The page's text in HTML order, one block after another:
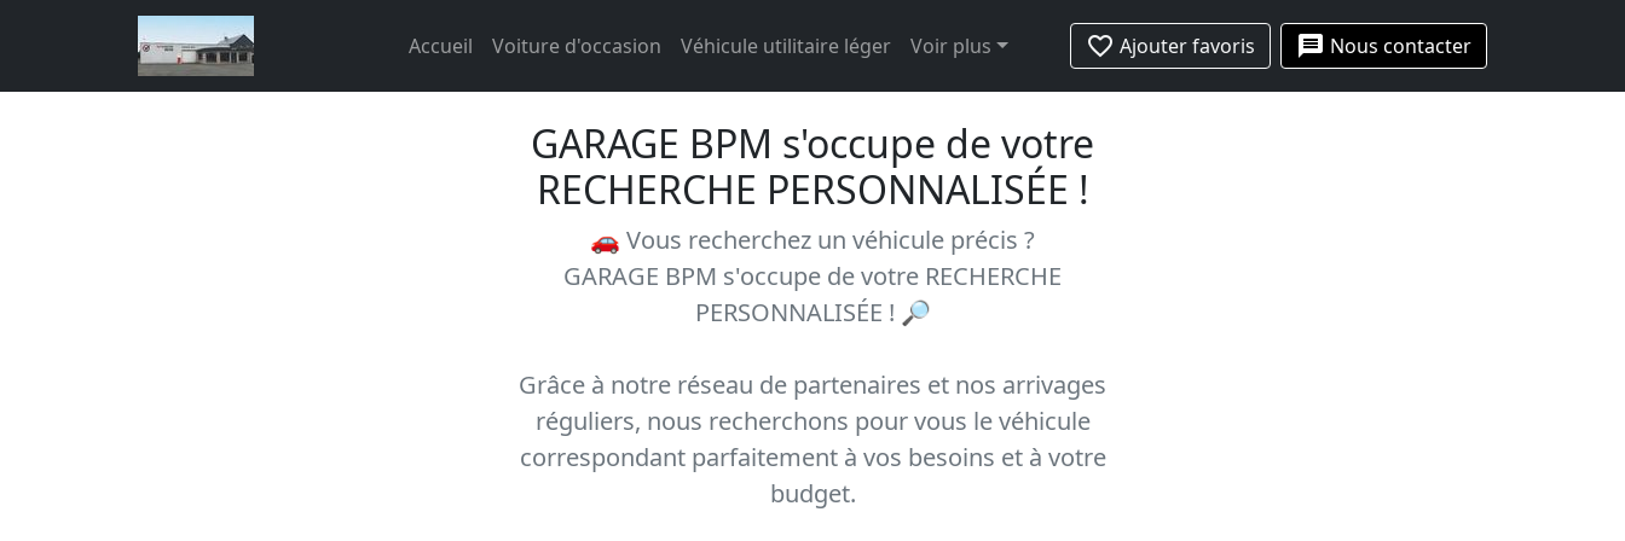
Accueil Voiture d'occasion Véhicule utilitaire léger Voir plus favorite_border Ajouter favoris message Nous contacter
GARAGE BPM s'occupe de votre
RECHERCHE PERSONNALISÉE !
🚗 Vous recherchez un véhicule précis ?
GARAGE BPM s'occupe de votre RECHERCHE
PERSONNALISÉE ! 🔎
Grâce à notre réseau de partenaires et nos arrivages
réguliers, nous recherchons pour vous le véhicule
correspondant parfaitement à vos besoins et à votre
budget.